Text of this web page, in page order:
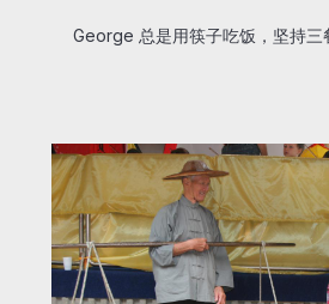
George 总是用筷子吃饭，坚持三